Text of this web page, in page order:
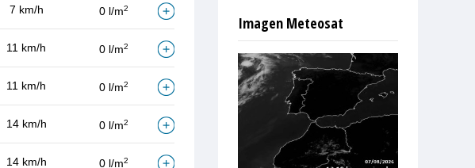
7 km/h 0 l/m2
11 km/h 0 l/m2
11 km/h 0 l/m2
14 km/h 0 l/m2
14 km/h 0 l/m2
Imagen Meteosat